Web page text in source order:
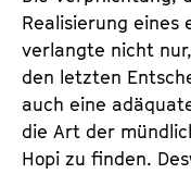
Realisierung eines
verlangte nicht
den letzten
auch eine
die Art der
Hopi zu finden.